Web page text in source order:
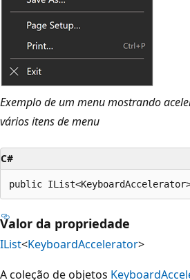
Exemplo de um menu mostrando
vários itens de menu
C#
public
Valor da propriedade
IList<KeyboardAccelerator>
A coleção de objetos